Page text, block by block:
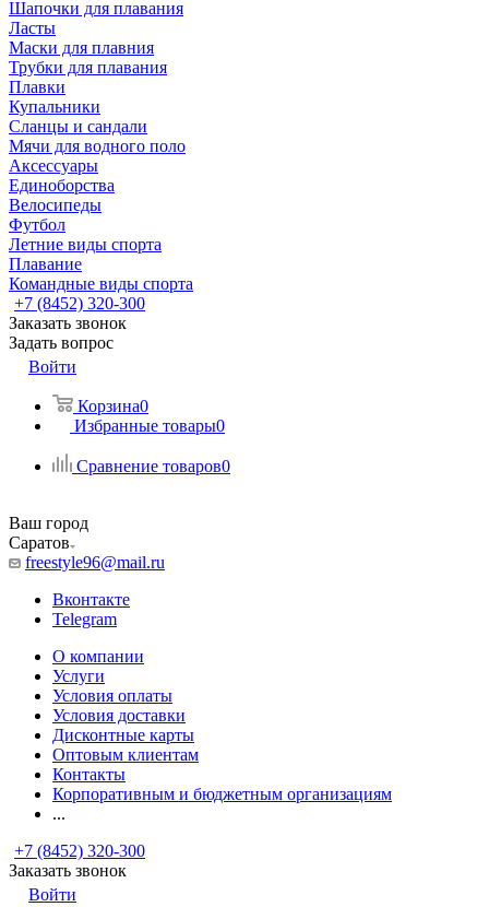
Шапочки для плавания
Ласты
Маски для плавния
Трубки для плавания
Плавки
Купальники
Сланцы и сандали
Мячи для водного поло
Аксессуары
Единоборства
Велосипеды
Футбол
Летние виды спорта
Плавание
Командные виды спорта
+7 (8452) 320-300
Заказать звонок
Задать вопрос
Войти
Корзина0
Избранные товары0
Сравнение товаров0
Ваш город
Саратов
freestyle96@mail.ru
Вконтакте
Telegram
О компании
Услуги
Условия оплаты
Условия доставки
Дисконтные карты
Оптовым клиентам
Контакты
Корпоративным и бюджетным организациям
...
+7 (8452) 320-300
Заказать звонок
Войти